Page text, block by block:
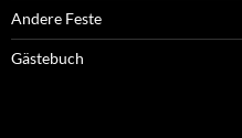
Andere Feste
Gästebuch